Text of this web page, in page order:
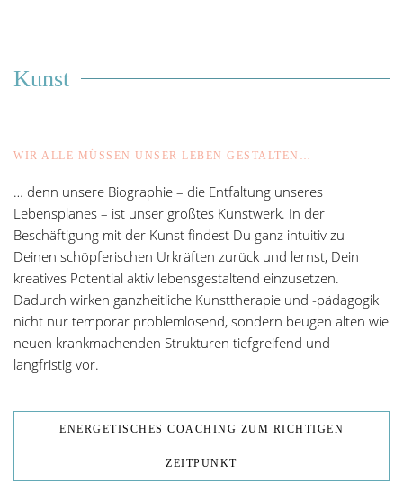
Kunst
WIR ALLE MÜSSEN UNSER LEBEN GESTALTEN…
… denn unsere Biographie – die Entfaltung unseres
Lebensplanes – ist unser größtes Kunstwerk. In der
Beschäftigung mit der Kunst findest Du ganz intuitiv zu
Deinen schöpferischen Urkräften zurück und lernst, Dein
kreatives Potential aktiv lebensgestaltend einzusetzen.
Dadurch wirken ganzheitliche Kunsttherapie und -pädagogik
nicht nur temporär problemlösend, sondern beugen alten wie
neuen krankmachenden Strukturen tiefgreifend und
langfristig vor.
ENERGETISCHES COACHING ZUM RICHTIGEN
ZEITPUNKT